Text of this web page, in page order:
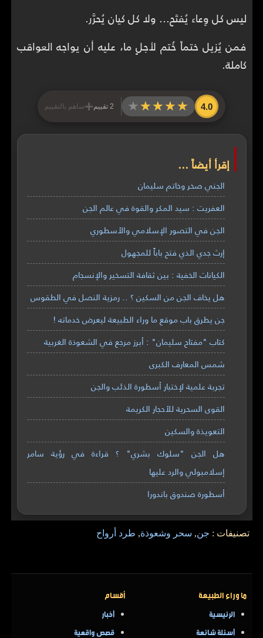
ليس كل وِعاء يُفتَح... ولا كل كيان يُحرَّر.
فمن يُزيل ختماً خُتم لأجلٍ ما، عليه أن يواجه العواقب
كاملة.
4.0
★★★★★
★★★★★ 2 تقييم +ساهم بالتقييم
إقرأ أيضاً ...
الجني صخر وخاتم سليمان
العفريت : سيد المكر والقوة في عالم الجن
الجن في التصور الإسلامي والأسطوري
إرث جدي الذي فتح باباً للمجهول
الكيانات الخفية : بين ثقافة التسخير والإنسجام
هل يخاف الجن من السكين ؟ .. رمزية النصل في الطقوس
جن يطرق باب موقع ما وراء الطبيعة ليعرض خدماته !
كتاب "مفتاح سليمان" : أبرز مرجع في الشعوذة الغربية
شمس المعارف الكبرى
تجربة علمية لإختبار أسطورة الذئب والجن
القوى السحرية للأحجار الكريمة
التعويذة والسكين
هل الجن "سلوك بشري" ؟ قراءة في رؤية سامر
إسلامبولي والرد عليها
أسطورة صندوق باندورا
تصنيفات : جن, سحر وشعوذة, طرد أرواح
ما وراء الطبيعة
الرئيسية
أسئلة شائعة
أقسام
أخبار
قصص واقعية